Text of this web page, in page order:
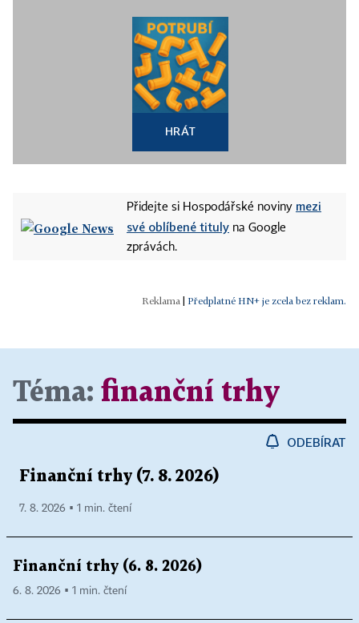
HRÁT
Přidejte si Hospodářské noviny mezi
své oblíbené tituly na Google
zprávách.
Předplatné HN+ je zcela bez reklam.
Téma: finanční trhy
ODEBÍRAT
Finanční trhy (7. 8. 2026)
7. 8. 2026 ▪ 1 min. čtení
Finanční trhy (6. 8. 2026)
6. 8. 2026 ▪ 1 min. čtení